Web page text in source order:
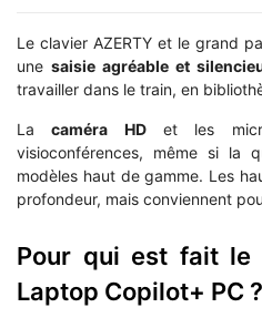
Le clavier AZERTY et le grand
une saisie agréable et
travailler dans le train, en
Lacaméra HDet les
visioconférences, même si la
modèles haut de gamme. Les
profondeur, mais conviennent
Pour qui est fait le
Laptop Copilot+ PC ?